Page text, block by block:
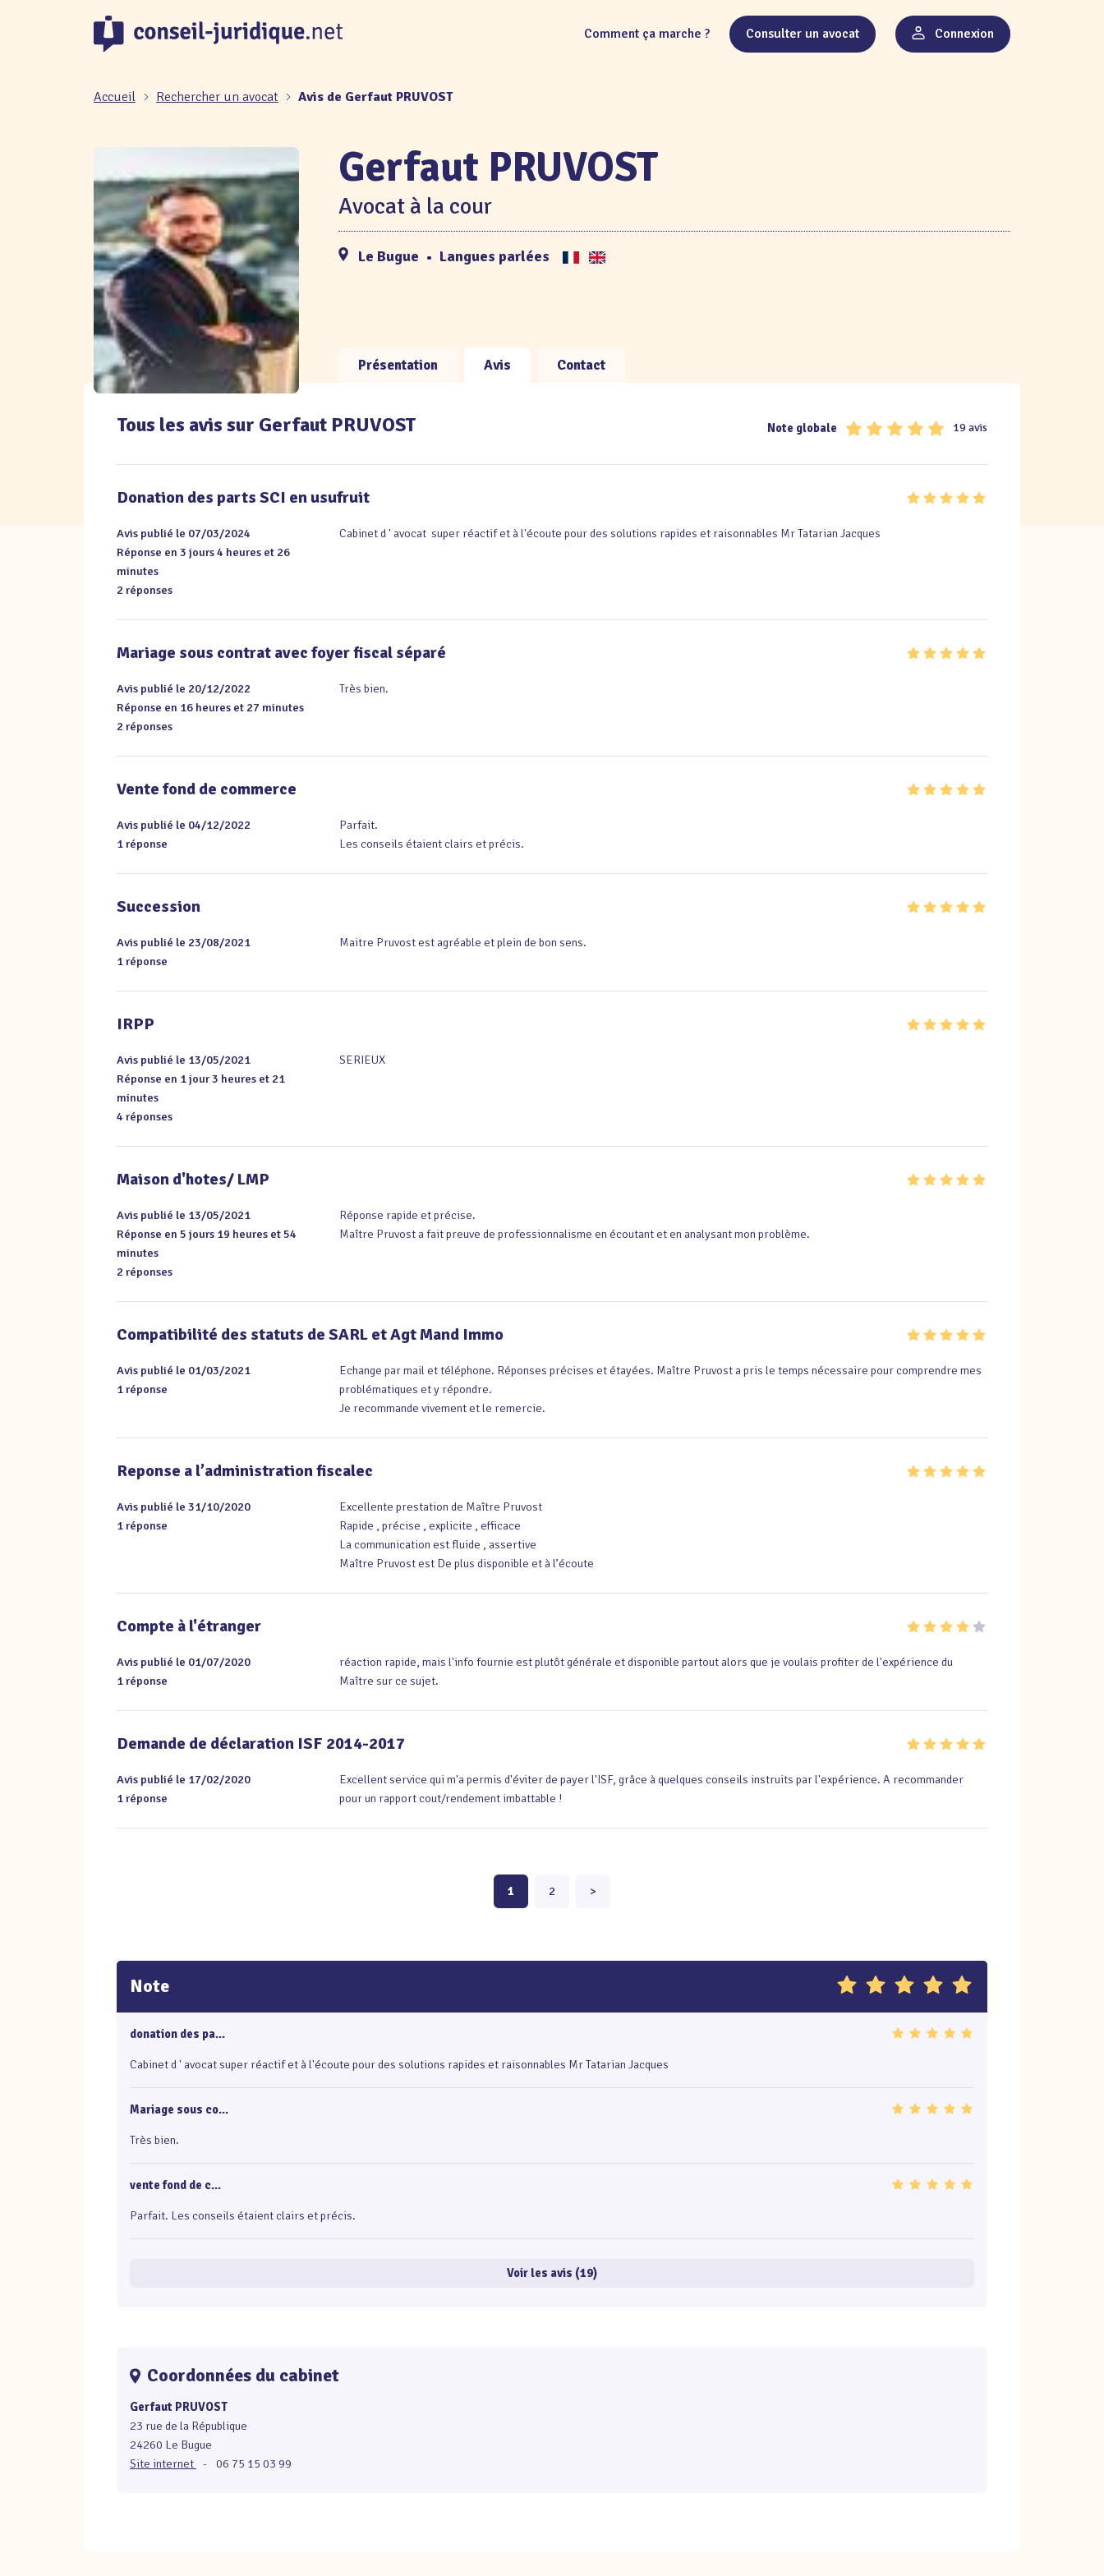
Comment ça marche ? Consulter un avocat Connexion
Accueil Rechercher un avocat Avis de Gerfaut PRUVOST
Gerfaut PRUVOST
Avocat à la cour
Le Bugue • Langues parlées
Présentation Avis Contact
Tous les avis sur Gerfaut PRUVOST Note globale 19 avis
Donation des parts SCI en usufruit
Avis publié le 07/03/2024
Réponse en 3 jours 4 heures et 26
minutes
2 réponses
Cabinet d ' avocat  super réactif et à l'écoute pour des solutions rapides et raisonnables Mr Tatarian Jacques
Mariage sous contrat avec foyer fiscal séparé
Avis publié le 20/12/2022
Réponse en 16 heures et 27 minutes
2 réponses
Très bien.
Vente fond de commerce
Avis publié le 04/12/2022
1 réponse
Parfait.
Les conseils étaient clairs et précis.
Succession
Avis publié le 23/08/2021
1 réponse
Maitre Pruvost est agréable et plein de bon sens.
IRPP
Avis publié le 13/05/2021
Réponse en 1 jour 3 heures et 21
minutes
4 réponses
SERIEUX
Maison d'hotes/ LMP
Avis publié le 13/05/2021
Réponse en 5 jours 19 heures et 54
minutes
2 réponses
Réponse rapide et précise.
Maître Pruvost a fait preuve de professionnalisme en écoutant et en analysant mon problème.
Compatibilité des statuts de SARL et Agt Mand Immo
Avis publié le 01/03/2021
1 réponse
Echange par mail et téléphone. Réponses précises et étayées. Maître Pruvost a pris le temps nécessaire pour comprendre mes
problématiques et y répondre.
Je recommande vivement et le remercie.
Reponse a l’administration fiscalec
Avis publié le 31/10/2020
1 réponse
Excellente prestation de Maître Pruvost
Rapide , précise , explicite , efficace
La communication est fluide , assertive
Maître Pruvost est De plus disponible et à l’écoute
Compte à l'étranger
Avis publié le 01/07/2020
1 réponse
réaction rapide, mais l'info fournie est plutôt générale et disponible partout alors que je voulais profiter de l'expérience du
Maître sur ce sujet.
Demande de déclaration ISF 2014-2017
Avis publié le 17/02/2020
1 réponse
Excellent service qui m'a permis d'éviter de payer l'ISF, grâce à quelques conseils instruits par l'expérience. A recommander
pour un rapport cout/rendement imbattable !
1 2 >
Note
donation des pa...
Cabinet d ' avocat super réactif et à l'écoute pour des solutions rapides et raisonnables Mr Tatarian Jacques
Mariage sous co...
Très bien.
vente fond de c...
Parfait. Les conseils étaient clairs et précis.
Voir les avis (19)
Coordonnées du cabinet
Gerfaut PRUVOST
23 rue de la République
24260 Le Bugue
Site internet
- 06 75 15 03 99